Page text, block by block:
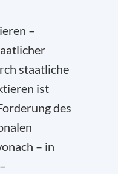
–
staatliche
ist
des
– in